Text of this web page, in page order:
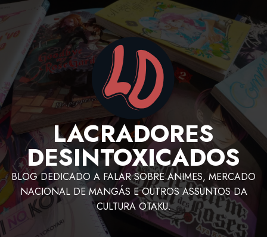
LACRADORES
DESINTOXICADOS
BLOG DEDICADO A FALAR SOBRE ANIMES, MERCADO
NACIONAL DE MANGÁS E OUTROS ASSUNTOS DA
CULTURA OTAKU.